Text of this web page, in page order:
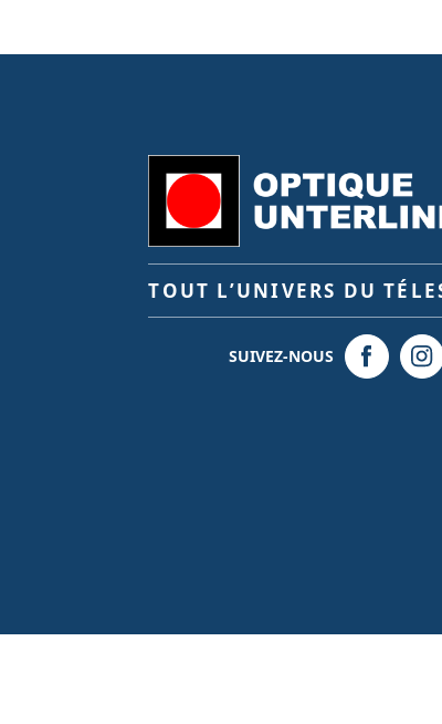
TOUT L’UNIVERS DU
SUIVEZ-NOUS